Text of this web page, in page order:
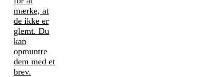
mærke, at
de ikke er
glemt. Du
kan
opmuntre
dem med et
brev.